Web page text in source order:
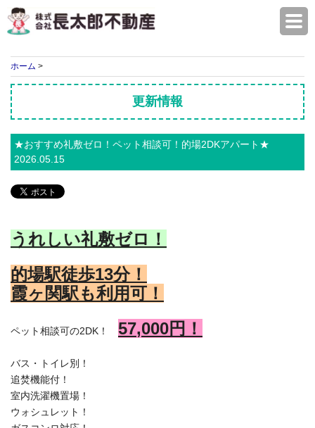
ホーム >
更新情報
★おすすめ礼敷ゼロ！ペット相談可！的場2DKアパート★
2026.05.15
うれしい礼敷ゼロ！
的場駅徒歩13分！
霞ヶ関駅も利用可！
ペット相談可の2DK！ 57,000円！
バス・トイレ別！
追焚機能付！
室内洗濯機置場！
ウォシュレット！